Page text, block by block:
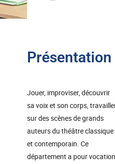
Présentation
Jouer, improviser, découvrir
sa voix et son corps,
sur des scènes de grands
auteurs du théâtre classique
et contemporain. Ce
département a pour vocation